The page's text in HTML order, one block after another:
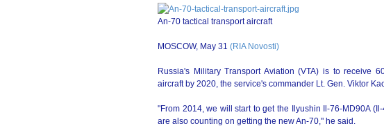
An-70 tactical transport aircraft
MOSCOW, May 31 (RIA Novosti)
Russia's Military Transport Aviation (VTA) is to receive
aircraft by 2020, the service's commander Lt. Gen. Viktor
"From 2014, we will start to get the Ilyushin Il-76-MD90A
are also counting on getting the new An-70," he said.